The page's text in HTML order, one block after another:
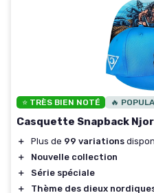
⭐ TRÈS BIEN NOTÉ 🔥
Casquette Snapback
＋ Plus de 99 variations
＋
Nouvelle collection
＋
Série spéciale
＋
Thème des dieux